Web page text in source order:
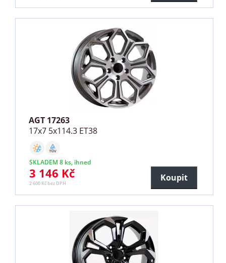
AGT 17263
17x7 5x114.3 ET38
SKLADEM 8 ks, ihned
3 146 Kč
2 600 Kč bez DPH
Koupit